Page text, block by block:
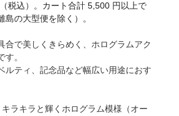
税込）。カート合計 5,500 円以上で
島の大型便を除く）。
合で美しくきらめく、ホログラムアク
す。
ルティ、記念品など幅広い用途におす
ラキラと輝くホログラム模様（オー